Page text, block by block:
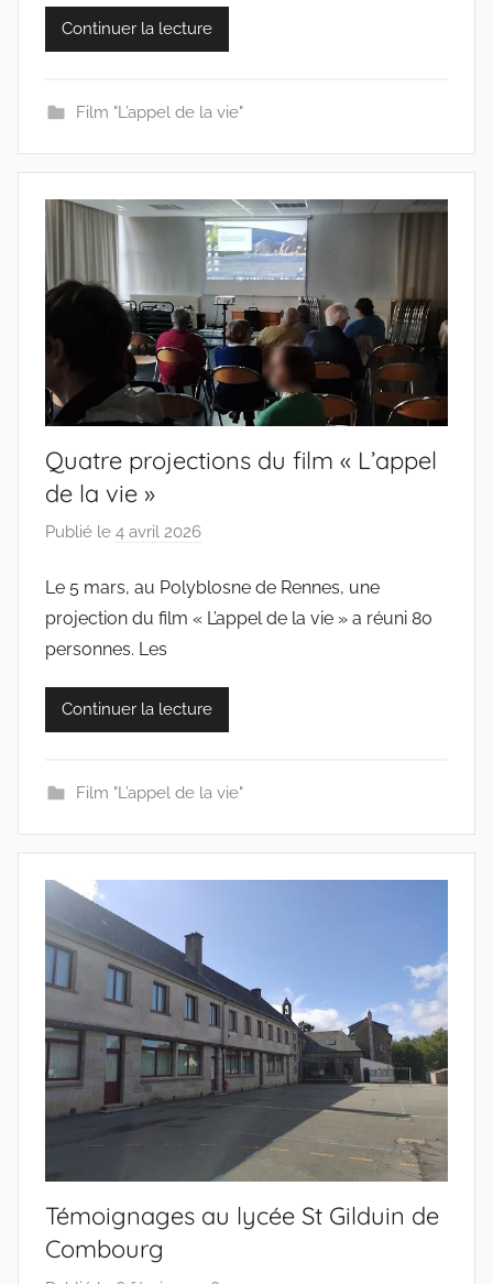
l
l
c
i
f
s
Continuer la lecture
Film "L’appel de la vie"
Quatre projections du film « L’appel
de la vie »
Publié le 4 avril 2026
r
c
l
e
t
s
Le 5 mars, au Polyblosne de Rennes, une
projection du film « L’appel de la vie » a réuni 80
personnes. Les
Continuer la lecture
Film "L’appel de la vie"
Témoignages au lycée St Gilduin de
Combourg